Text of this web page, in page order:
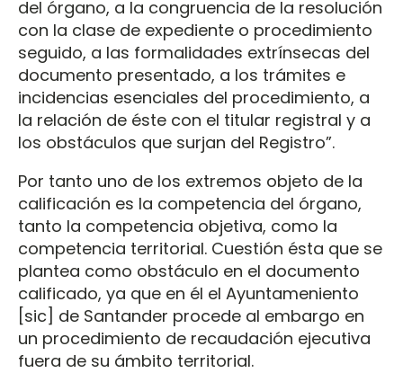
del órgano, a la congruencia de la resolución
con la clase de expediente o procedimiento
seguido, a las formalidades extrínsecas del
documento presentado, a los trámites e
incidencias esenciales del procedimiento, a
la relación de éste con el titular registral y a
los obstáculos que surjan del Registro”.
Por tanto uno de los extremos objeto de la
calificación es la competencia del órgano,
tanto la competencia objetiva, como la
competencia territorial. Cuestión ésta que se
plantea como obstáculo en el documento
calificado, ya que en él el Ayuntameniento
[sic] de Santander procede al embargo en
un procedimiento de recaudación ejecutiva
fuera de su ámbito territorial.